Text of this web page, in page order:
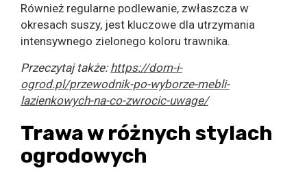
Również regularne podlewanie, zwłaszcza w
okresach suszy, jest kluczowe dla utrzymania
intensywnego zielonego koloru trawnika.
Przeczytaj także: https://dom-i-
ogrod.pl/przewodnik-po-wyborze-mebli-
lazienkowych-na-co-zwrocic-uwage/
Trawa w różnych stylach
ogrodowych